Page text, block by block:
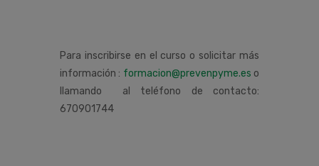
Para inscribirse en el curso o solicitar más
información : formacion@prevenpyme.es o
llamando al teléfono de contacto:
670901744